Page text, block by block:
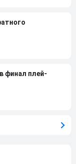
финал плей-